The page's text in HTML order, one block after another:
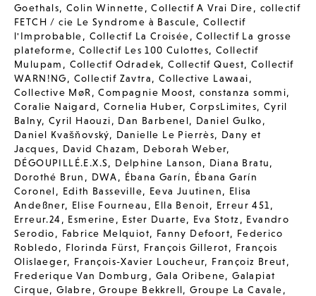
Goethals,Colin Winnette,Collectif A Vrai Dire, collectif
FETCH / cie Le Syndrome à Bascule,Collectif
l'Improbable, Collectif La Croisée,Collectif La grosse
plateforme, Collectif Les 100 Culottes,Collectif
Mulupam , Collectif Odradek,Collectif Quest,Collectif
WARN!NG, Collectif Zavtra, Collective Lawaai,
Collective MøR,Compagnie Moost,constanza sommi,
Coralie Naigard, Cornelia Huber,CorpsLimites, Cyril
Balny, Cyril Haouzi, Dan Barbenel, Daniel Gulko,
Daniel Kvašňovský, Danielle Le Pierrès, Dany et
Jacques, David Chazam, Deborah Weber,
DÉGOUPILLÉ.E.X.S, Delphine Lanson, Diana Bratu,
Dorothé Brun , DWA, Ébana Garín, Ébana Garín
Coronel, Edith Basseville, Eeva Juutinen, Elisa
Andeßner, Elise Fourneau , Ella Benoit, Erreur 451,
Erreur.24, Esmerine, Ester Duarte, Eva Stotz , Evandro
Serodio, Fabrice Melquiot, Fanny Defoort, Federico
Robledo, Florinda Fürst, François Gillerot, François
Olislaeger, François-Xavier Loucheur, Françoiz Breut,
Frederique Van Domburg , Gala Oribene,Galapiat
Cirque,Glabre,Groupe Bekkrell,Groupe La Cavale,